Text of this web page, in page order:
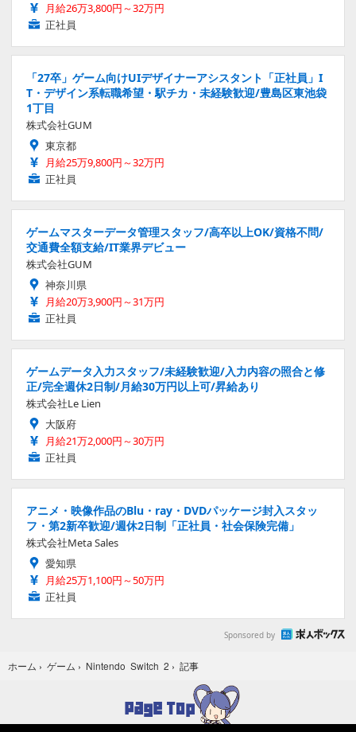
月給26万3,800円～32万円
正社員
「27卒」ゲーム向けUIデザイナーアシスタント「正社員」I
T・デザイン系転職希望・駅チカ・未経験歓迎/豊島区東池袋
1丁目
株式会社GUM
東京都
月給25万9,800円～32万円
正社員
ゲームマスターデータ管理スタッフ/高卒以上OK/資格不問/
交通費全額支給/IT業界デビュー
株式会社GUM
神奈川県
月給20万3,900円～31万円
正社員
ゲームデータ入力スタッフ/未経験歓迎/入力内容の照合と修
正/完全週休2日制/月給30万円以上可/昇給あり
株式会社Le Lien
大阪府
月給21万2,000円～30万円
正社員
アニメ・映像作品のBlu・ray・DVDパッケージ封入スタッ
フ・第2新卒歓迎/週休2日制「正社員・社会保険完備」
株式会社Meta Sales
愛知県
月給25万1,100円～50万円
正社員
Sponsored by
ホーム › ゲーム › Nintendo Switch 2 › 記事